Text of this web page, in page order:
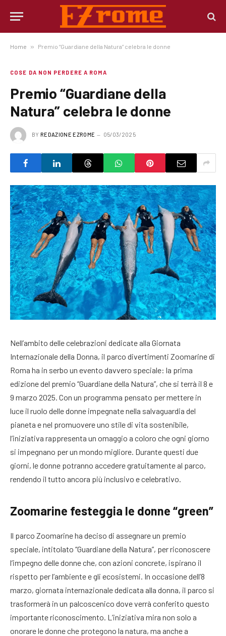
Home » Premio “Guardiane della Natura” celebra le donne
COSE DA NON PERDERE A ROMA
Premio “Guardiane della
Natura” celebra le donne
BY REDAZIONE EZROME 05/03/2025
Nell’ambito delle celebrazioni dedicate alla Giornata
Internazionale della Donna, il parco divertimenti Zoomarine di
Roma ha in serbo un evento davvero speciale: la prima
edizione del premio “Guardiane della Natura”, che si terrà il 8 e
9 marzo 2025. Con un programma pensato per mettere in
luce il ruolo delle donne impegnate nella salvaguardia del
pianeta e nel promuovere uno stile di vita sostenibile,
l’iniziativa rappresenta un omaggio a coloro che ogni giorno
si impegnano per un mondo migliore. Durante questi due
giorni, le donne potranno accedere gratuitamente al parco,
rendendo il tutto ancora più inclusivo e celebrativo.
Zoomarine festeggia le donne “green”
Il parco Zoomarine ha deciso di assegnare un premio
speciale, intitolato “Guardiane della Natura”, per riconoscere
l’impegno delle donne che, con azioni concrete, ispirano il
rispetto per l’ambiente e gli ecosistemi. In occasione dell’8
marzo, giornata internazionale dedicata alla donna, il parco si
trasformerà in un palcoscenico dove verrà conferito questo
importante riconoscimento. L’iniziativa mira non solo a
onorare le donne che protegono la natura, ma anche a